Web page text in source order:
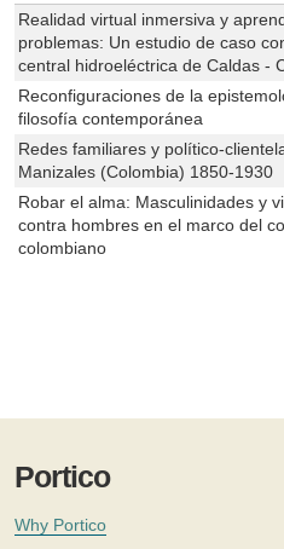
Realidad virtual inmersiva y
problemas: Un estudio de caso
central hidroeléctrica de Caldas -
Reconfiguraciones de la
filosofía contemporánea
Redes familiares y político-
Manizales (Colombia) 1850-1930
Robar el alma: Masculinidades y
contra hombres en el marco del
colombiano
Portico
Why Portico